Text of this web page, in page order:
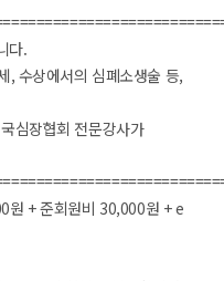
다.
, 수상에서의 심폐소생술 등,
심장협회 전문강사가
원 + 준회원비 30,000원 + e